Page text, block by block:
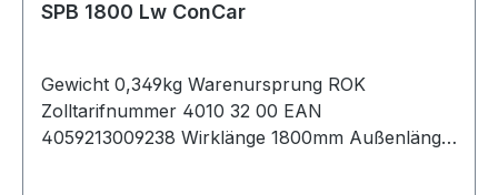
SPB 1800 Lw ConCar
Gewicht 0,349kg Warenursprung ROK
Zolltarifnummer 4010 32 00 EAN
4059213009238 Wirklänge 1800mm Außenlänge